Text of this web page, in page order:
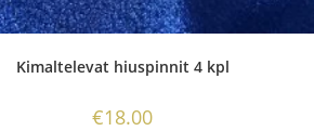
Kimaltelevat hiuspinnit 4 kpl
€18.00